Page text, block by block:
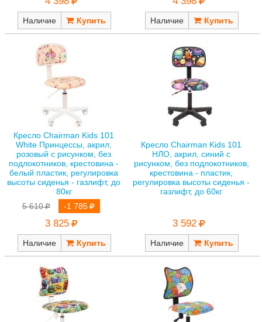
Наличие Наличие
Кресло Chairman Kids 101
White Принцессы, акрил,
розовый с рисунком, без
подлокотников, крестовина -
белый пластик, регулировка
высоты сиденья - газлифт, до
80кг
5 610
-1 785
3 825
Наличие
Кресло Chairman Kids 101
НЛО, акрил, синий с
рисунком, без подлокотников,
крестовина - пластик,
регулировка высоты сиденья -
газлифт, до 60кг
3 592
Наличие